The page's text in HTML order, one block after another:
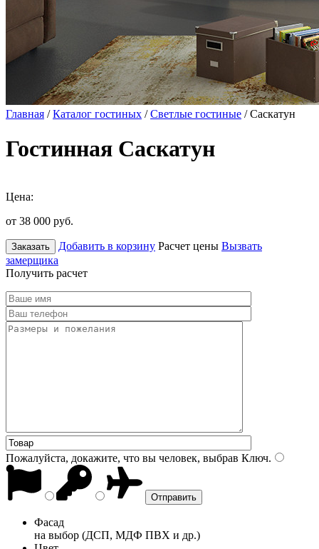
Главная /Каталог гостиных /Светлые гостиные / Саскатун
Гостинная Саскатун
Цена:
от 38 000 руб.
Заказать Добавить в корзину Расчет цены Вызвать
замерщика
Получить расчет
Пожалуйста, докажите, что вы человек, выбрав Ключ.
Фасад
на выбор (ДСП, МДФ ПВХ и др.)